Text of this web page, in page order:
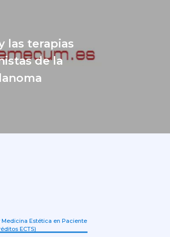
las terapias
de la
Estética en Paciente
ECTS)